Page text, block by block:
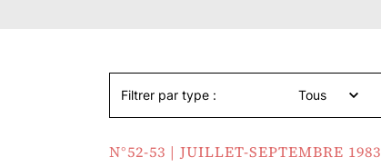
Filtrer par type : Tous
N°52-53 | JUILLET-SEPTEMBRE 1983